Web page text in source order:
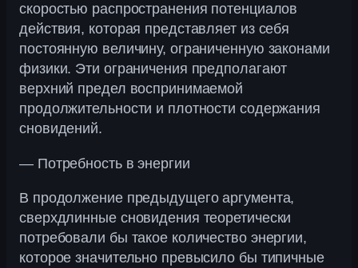
скоростью распространения потенциалов
действия, которая представляет из себя
постоянную величину, ограниченную законами
физики. Эти ограничения предполагают
верхний предел воспринимаемой
продолжительности и плотности содержания
сновидений.
— Потребность в энергии
В продолжение предыдущего аргумента,
сверхдлинные сновидения теоретически
потребовали бы такое количество энергии,
которое значительно превысило бы типичные